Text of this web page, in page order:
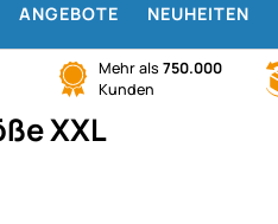
ANGEBOTE NEUHEITEN
Mehr als 750.000
Kunden
XXL